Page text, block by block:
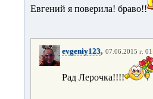
Евгений я поверила! браво!!
evgeniy123, 07.06.2015 г.
Рад Лерочка!!!!